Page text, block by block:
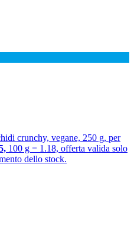
crunchy, vegane, 250 g, per
100 g = 1.18, offerta valida solo
dello stock.